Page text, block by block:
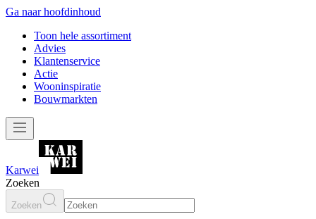
Ga naar hoofdinhoud
Toon hele assortiment
Advies
Klantenservice
Actie
Wooninspiratie
Bouwmarkten
Karwei
Zoeken
Zoeken